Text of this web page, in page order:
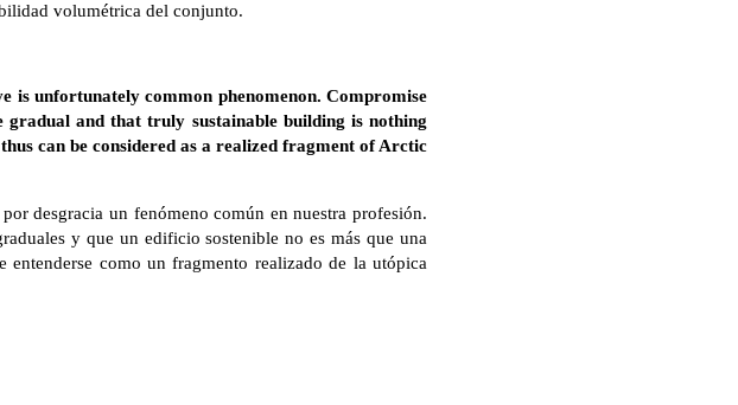
volumétrica del conjunto.
is unfortunately common phenomenon. Compromise
and that truly sustainable building is nothing
can be considered as a realized fragment of Arctic
desgracia un fenómeno común en nuestra profesión.
y que un edificio sostenible no es más que una
entenderse como un fragmento realizado de la utópica